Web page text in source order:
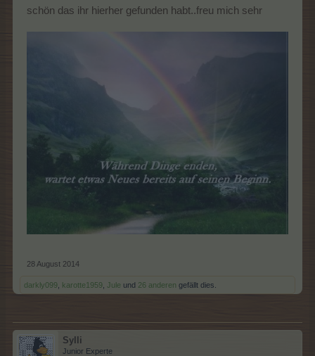
schön das ihr hierher gefunden habt..freu mich sehr
28 August 2014
darkly099 karotte1959 Jule und 26 anderen gefällt dies.
Sylli
Junior Experte